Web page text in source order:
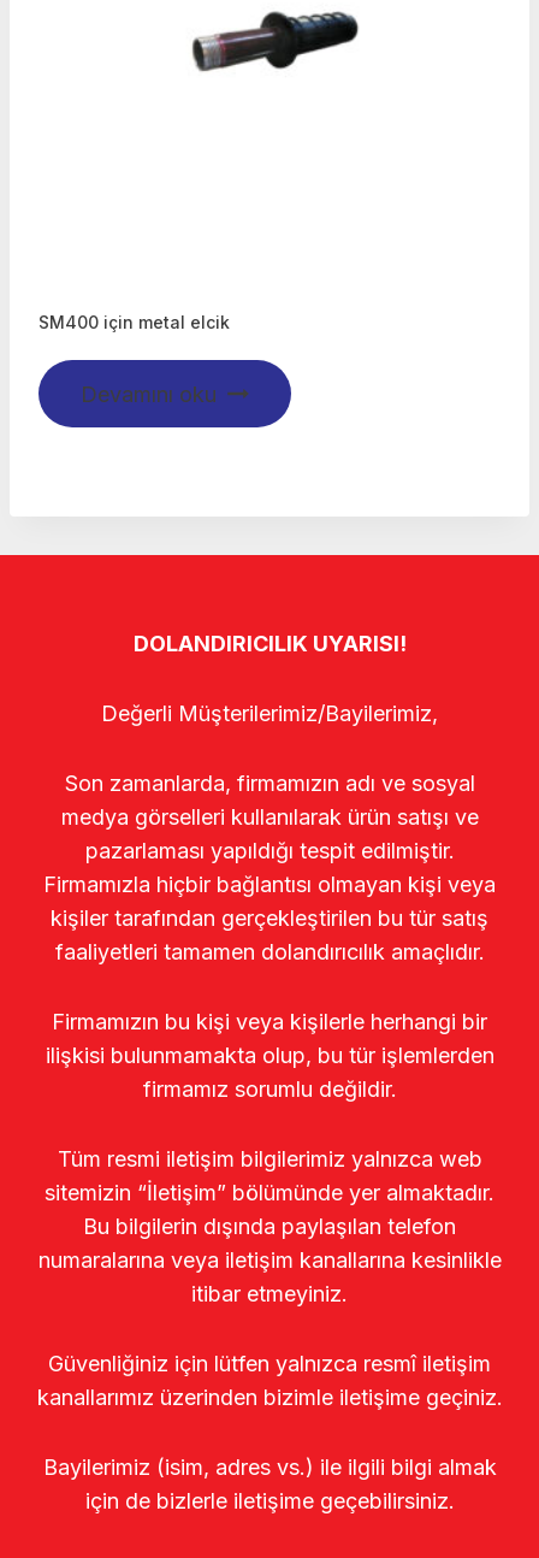
SM400 için metal elcik
Devamını oku
DOLANDIRICILIK UYARISI!
Değerli Müşterilerimiz/Bayilerimiz,
Son zamanlarda, firmamızın adı ve sosyal
medya görselleri kullanılarak ürün satışı ve
pazarlaması yapıldığı tespit edilmiştir.
Firmamızla hiçbir bağlantısı olmayan kişi veya
kişiler tarafından gerçekleştirilen bu tür satış
faaliyetleri tamamen dolandırıcılık amaçlıdır.
Firmamızın bu kişi veya kişilerle herhangi bir
ilişkisi bulunmamakta olup, bu tür işlemlerden
firmamız sorumlu değildir.
Tüm resmi iletişim bilgilerimiz yalnızca web
sitemizin “İletişim” bölümünde yer almaktadır.
Bu bilgilerin dışında paylaşılan telefon
numaralarına veya iletişim kanallarına kesinlikle
itibar etmeyiniz.
Güvenliğiniz için lütfen yalnızca resmî iletişim
kanallarımız üzerinden bizimle iletişime geçiniz.
Bayilerimiz (isim, adres vs.) ile ilgili bilgi almak
için de bizlerle iletişime geçebilirsiniz.